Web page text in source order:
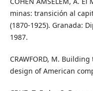
minas: transición al
(1870-1925). Granada:
1987.
CRAWFORD, M.
design of American